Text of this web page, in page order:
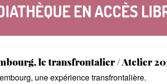
EN ACCÈS
le transfrontalier / Atelier
une expérience transfrontalière.